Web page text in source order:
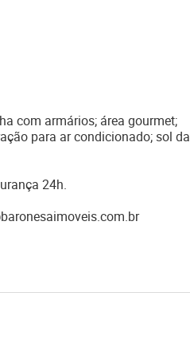
com armários; área gourmet;
para ar condicionado; sol da
24h.